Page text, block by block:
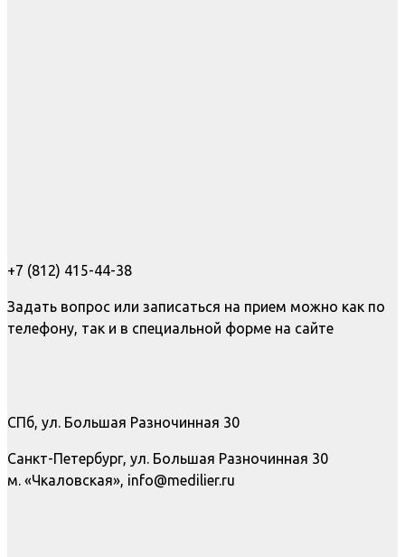
+7 (812) 415-44-38
Задать вопрос или записаться на прием можно как по
телефону, так и в специальной форме на сайте
СПб, ул. Большая Разночинная 30
Санкт-Петербург, ул. Большая Разночинная 30
м. «Чкаловская», info@medilier.ru